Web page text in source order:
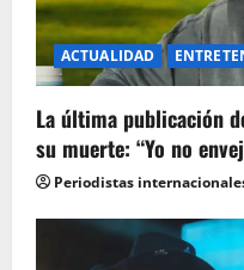
ACTUALIDAD
La última publicación
su muerte: “Yo no
Periodistas